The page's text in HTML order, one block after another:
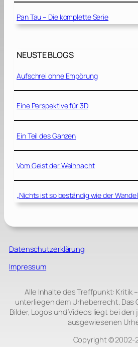
Pan Tau – Die komplette Serie
NEUSTE BLOGS
Aufschrei ohne Empörung
Eine Perspektive für 3D
Ein Teil des Ganzen
Vom Geist der Weihnacht
„Nichts ist so beständig wie der
Datenschutzerklärung
Impressum
Alle Inhalte des Treffpunkt: Kritik
unterliegen dem Urheberrecht.
Bilder, Logos und Videos liegt bei
ausgewiesenen
Copyright ©